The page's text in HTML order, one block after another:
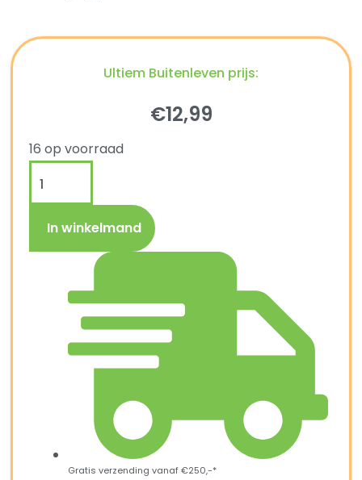
Ultiem Buitenleven prijs:
€12,99
16 op voorraad
In winkelmand
Gratis verzending vanaf €250,-*